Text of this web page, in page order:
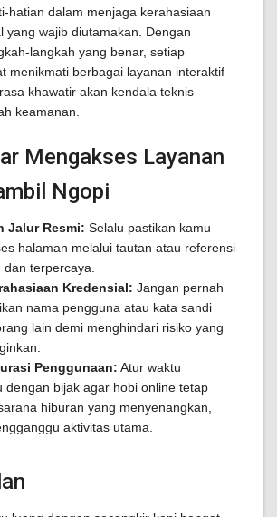
hatian dalam menjaga kerahasiaan
yang wajib diutamakan. Dengan
langkah yang benar, setiap
menikmati berbagai layanan interaktif
khawatir akan kendala teknis
keamanan.
Mengakses Layanan
Ngopi
Jalur Resmi: Selalu pastikan kamu
halaman melalui tautan atau referensi
terpercaya.
Kredensial: Jangan pernah
nama pengguna atau kata sandi
lain demi menghindari risiko yang
Penggunaan: Atur waktu
dengan bijak agar hobi online tetap
hiburan yang menyenangkan,
aktivitas utama.